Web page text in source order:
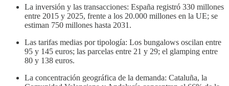
La inversión y las transacciones: España registró 330 millones
entre 2015 y 2025, frente a los 20.000 millones en la UE; se
estiman 750 millones hasta 2031.
Las tarifas medias por tipología: Los bungalows oscilan entre
95 y 145 euros; las parcelas entre 21 y 29; el glamping entre
80 y 138 euros.
La concentración geográfica de la demanda: Cataluña, la